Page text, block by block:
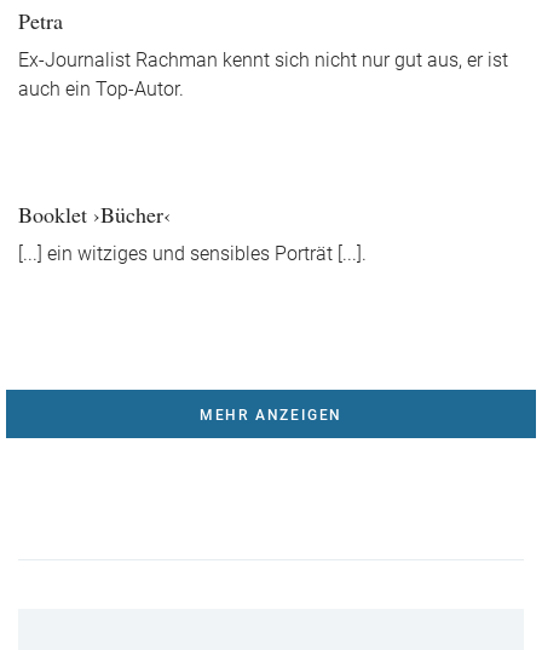
Petra
Ex-Journalist Rachman kennt sich nicht nur gut aus, er ist
auch ein Top-Autor.
Booklet ›Bücher‹
[...] ein witziges und sensibles Porträt [...].
MEHR ANZEIGEN